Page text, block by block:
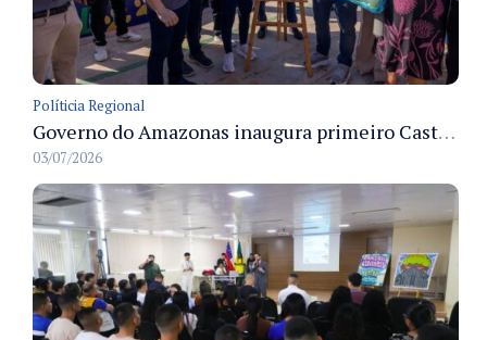
Políticia Regional
Governo do Amazonas inaugura primeiro Castramóvel Fluvial para atendimento veterinário às comunidades ribeirinhas e castração gratuita
03/07/2026